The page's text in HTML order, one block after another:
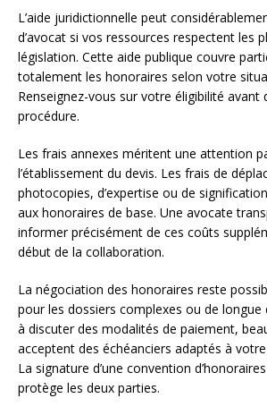
L’aide juridictionnelle peut
d’avocat si vos ressources respectent les
législation. Cette aide publique couvre
totalement les honoraires selon votre
Renseignez-vous sur votre éligibilité avant
procédure.
Les frais annexes méritent une attention
l’établissement du devis. Les frais de
photocopies, d’expertise ou de
aux honoraires de base. Une avocate
informer précisément de ces coûts
début de la collaboration.
La négociation des honoraires reste
pour les dossiers complexes ou de longue
à discuter des modalités de paiement,
acceptent des échéanciers adaptés à
La signature d’une convention
protège les deux parties.